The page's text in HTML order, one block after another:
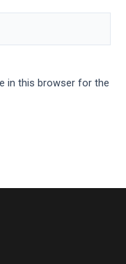
in this browser for the